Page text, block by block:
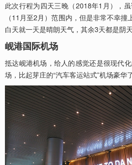
此次行程为四天三晚（2018年1月），
（11月至2月）范围内，但是非常不幸
白天就一天是晴朗天气，其余3天都是阴
岘港国际机场
抵达岘港机场，给人的感觉还是很现代
场，比起芽庄的“汽车客运站式”机场豪华